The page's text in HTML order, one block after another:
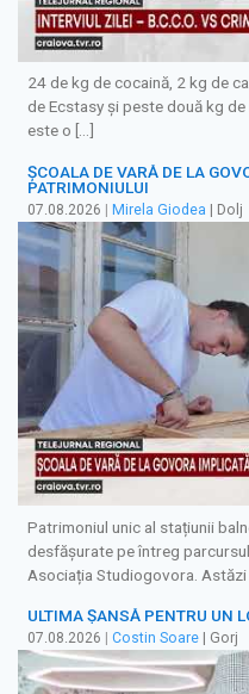
24 de kg de cocaină, 2 kg de
de Ecstasy și peste două kg
este o […]
ȘCOALA DE VARĂ DE LA
PATRIMONIULUI
07.08.2026 | Mirela Giodea | Dolj
Patrimoniul unic al stațiunii
desfășurate pe întreg
Asociația Studiogovora.
ULTIMA ȘANSĂ PENTRU UN
07.08.2026 Costin Soare | Gorj